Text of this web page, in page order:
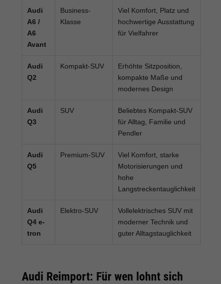
Audi
A6 /
A6
Avant
Business-
Klasse
Viel Komfort, Platz und
hochwertige Ausstattung
für Vielfahrer
Audi
Q2
Kompakt-SUV
Erhöhte Sitzposition,
kompakte Maße und
modernes Design
Audi
Q3
SUV
Beliebtes Kompakt-SUV
für Alltag, Familie und
Pendler
Audi
Q5
Premium-SUV
Viel Komfort, starke
Motorisierungen und
hohe
Langstreckentauglichkeit
Audi
Q4 e-
tron
Elektro-SUV
Vollelektrisches SUV mit
moderner Technik und
guter Alltagstauglichkeit
Audi Reimport: Für wen lohnt sich